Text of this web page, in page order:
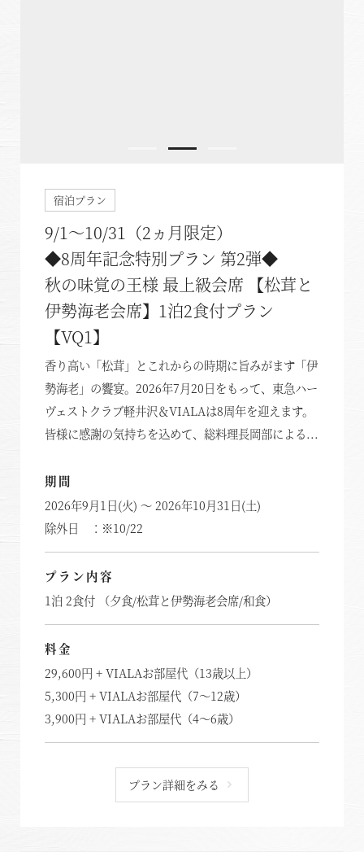
宿泊プラン
9/1～10/31（2ヵ月限定）
◆8周年記念特別プラン 第2弾◆
秋の味覚の王様 最上級会席 【松茸と
伊勢海老会席】1泊2食付プラン
【VQ1】
香り高い「松茸」とこれからの時期に旨みがます「伊
勢海老」の饗宴。2026年7月20日をもって、東急ハー
ヴェストクラブ軽井沢＆VIALAは8周年を迎えます。
皆様に感謝の気持ちを込めて、総料理長岡部による...
期間
2026年9月1日(火) ～ 2026年10月31日(土)
除外日 ：※10/22
プラン内容
1泊 2食付 （夕食/松茸と伊勢海老会席/和食）
料金
29,600円 + VIALAお部屋代（13歳以上）
5,300円 + VIALAお部屋代（7～12歳）
3,900円 + VIALAお部屋代（4～6歳）
プラン詳細をみる